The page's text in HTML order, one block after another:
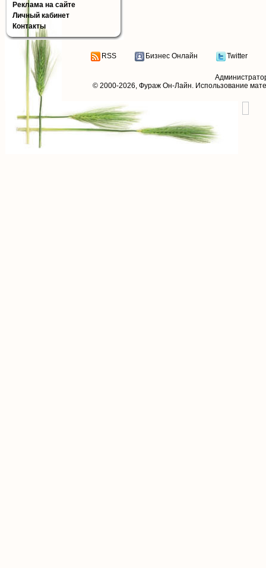
Реклама на сайте
Личный кабинет
Контакты
RSS Бизнес Онлайн Twitter
© 2000-2026, Фураж Он-Лайн. Использование